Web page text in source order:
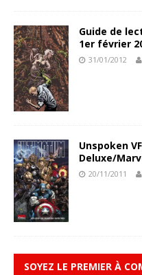
Guide de
1er février
31/01/2012
Unspoken
Deluxe/
20/11/2011
SOYEZ LE PREMIER À